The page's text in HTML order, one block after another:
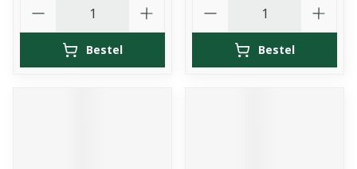
Bestel Bestel